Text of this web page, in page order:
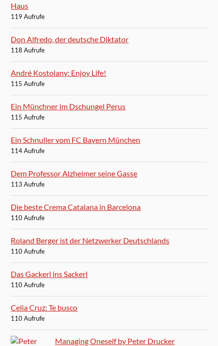
Haus
119 Aufrufe
Don Alfredo, der deutsche Diktator
118 Aufrufe
André Kostolany: Enjoy Life!
115 Aufrufe
Ein Münchner im Dschungel Perus
115 Aufrufe
Ein Schnuller vom FC Bayern München
114 Aufrufe
Dem Professor Alzheimer seine Gasse
113 Aufrufe
Die beste Crema Catalana in Barcelona
110 Aufrufe
Roland Berger ist der Netzwerker Deutschlands
110 Aufrufe
Das Gackerl ins Sackerl
110 Aufrufe
Celia Cruz: Te busco
110 Aufrufe
Managing Oneself by Peter Drucker